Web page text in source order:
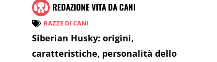
REDAZIONE VITA DA CANI
RAZZE DI CANI
Siberian Husky: origini,
caratteristiche, personalità dello